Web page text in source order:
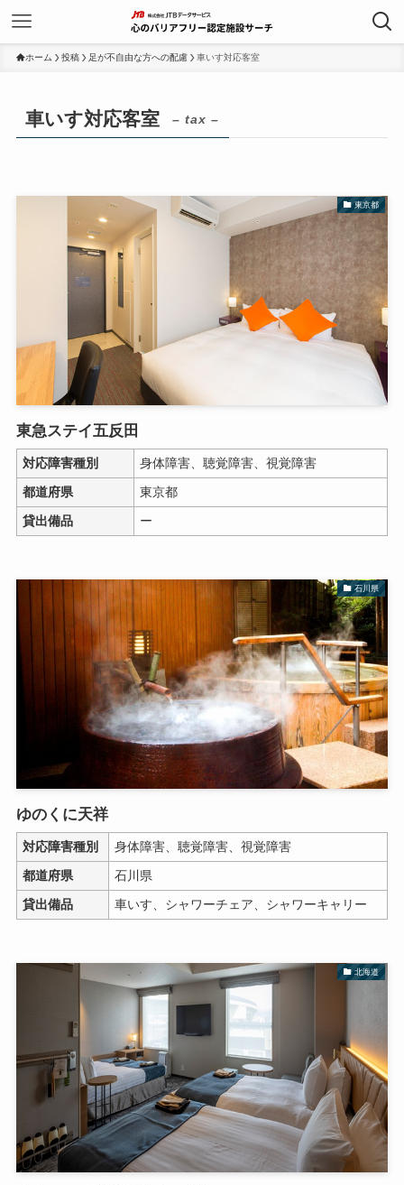
ホーム 投稿 足が不自由な方への配慮 車いす対応客室
車いす対応客室 – tax –
東京都
東急ステイ五反田
対応障害種別
身体障害、聴覚障害、視覚障害
都道府県
東京都
貸出備品
ー
石川県
ゆのくに天祥
対応障害種別
身体障害、聴覚障害、視覚障害
都道府県
石川県
貸出備品
車いす、シャワーチェア、シャワーキャリー
北海道